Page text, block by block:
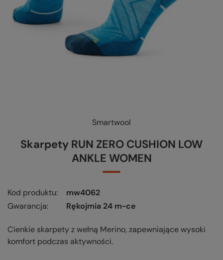
KUP-SPRAWDŹ-WYMIEŃ-
Smartwool
Skarpety RUN ZERO CUSHION LOW
ANKLE WOMEN
Kod produktu
mw4062
Gwarancja
Rękojmia 24 m-ce
Cienkie skarpety z wełną Merino, zapewniające wysoki
komfort podczas aktywności.